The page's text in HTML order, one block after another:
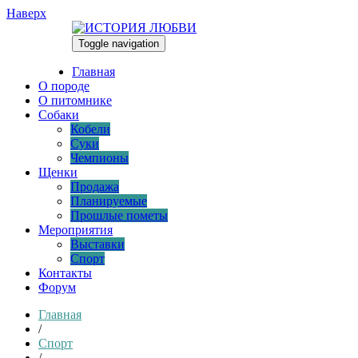
Наверх
Toggle navigation
Главная
О породе
О питомнике
Собаки
Кобели
Суки
Чемпионы
Щенки
Продажа
Планируемые
Прошлые пометы
Мероприятия
Выставки
Спорт
Контакты
Форум
Главная
/
Спорт